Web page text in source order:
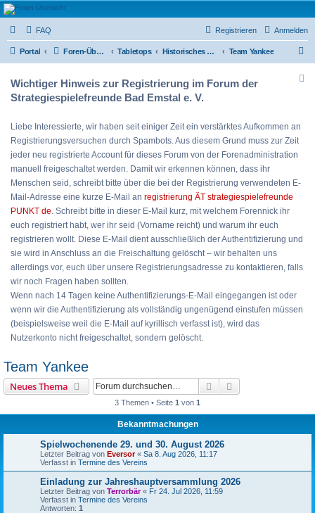
Strategiespielefreunde
Bad Emstal e.V.
Das Forum der Strategiespielefreunde Bad Emstal e.V. - Tabletop und mehr
FAQ Anmelden
Registrieren
Portal Foren-Übersicht Tabletops Historisches & alternative Geschichte Team Yankee
Wichtiger Hinweis zur Registrierung im Forum der
Strategiespielefreunde Bad Emstal e. V.
Liebe Interessierte, wir haben seit einiger Zeit ein verstärktes Aufkommen an
Registrierungsversuchen durch Spambots. Aus diesem Grund muss zur Zeit
jeder neu registrierte Account für dieses Forum von der Forenadministration
manuell freigeschaltet werden. Damit wir erkennen können, dass ihr
Menschen seid, schreibt bitte über die bei der Registrierung verwendeten E-
Mail-Adresse eine kurze E-Mail an registrierung ÄT strategiespielefreunde
PUNKT de. Schreibt bitte in dieser E-Mail kurz, mit welchem Forennick ihr
euch registriert habt, wer ihr seid (Vorname reicht) und warum ihr euch
registrieren wollt. Diese E-Mail dient ausschließlich der Authentifizierung und
sie wird in Anschluss an die Freischaltung gelöscht – wir behalten uns
allerdings vor, euch über unsere Registrierungsadresse zu kontaktieren, falls
wir noch Fragen haben sollten.
Wenn nach 14 Tagen keine Authentifizierungs-E-Mail eingegangen ist oder
wenn wir die Authentifizierung als vollständig ungenügend einstufen müssen
(beispielsweise weil die E-Mail auf kyrillisch verfasst ist), wird das
Nutzerkonto nicht freigeschaltet, sondern gelöscht.
Team Yankee
Neues Thema Suche
3 Themen • Seite 1 von 1
Bekanntmachungen
Spielwochenende 29. und 30. August 2026
Letzter Beitrag von Eversor« Sa 8. Aug 2026, 11:17
Verfasst in Termine des Vereins
Einladung zur Jahreshauptversammlung 2026
Letzter Beitrag von Terrorbär« Fr 24. Jul 2026, 11:59
Verfasst in Termine des Vereins
Antworten: 1